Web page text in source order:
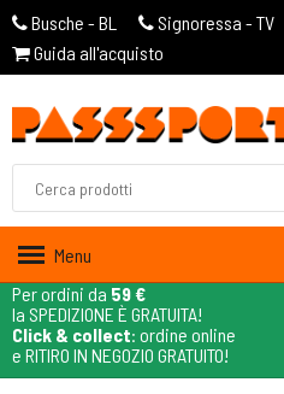
Busche - BL Signoressa - TV
Guida all'acquisto
Menu
Per ordini da 59 €
la SPEDIZIONE È GRATUITA!
Click & collect: ordine online
e RITIRO IN NEGOZIO GRATUITO!